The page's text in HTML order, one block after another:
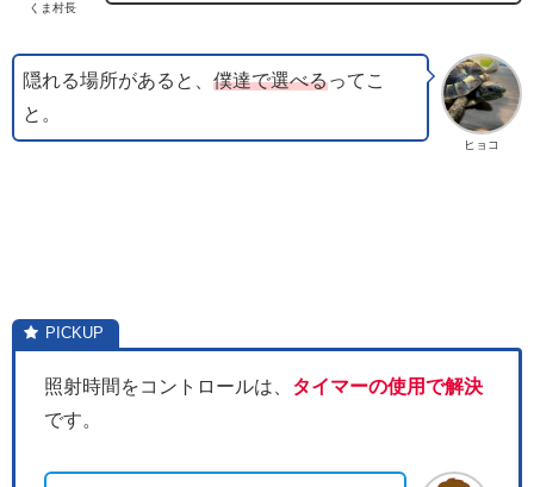
くま村長
ヒョコ
隠れる場所があると、 僕達で選べるってこ
と。
照射時間をコントロールは、 タイマーの使用で解決
です。